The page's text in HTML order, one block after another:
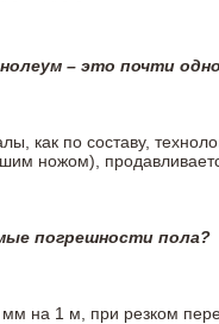
– это почти
как по составу,
ножом),
погрешности пола?
на 1 м, при резком